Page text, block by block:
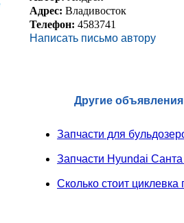
Адрес: Владивосток
Телефон: 4583741
Написать письмо автору
Другие
Запчасти для
Запчасти Hyundai
Сколько стоит циклевка